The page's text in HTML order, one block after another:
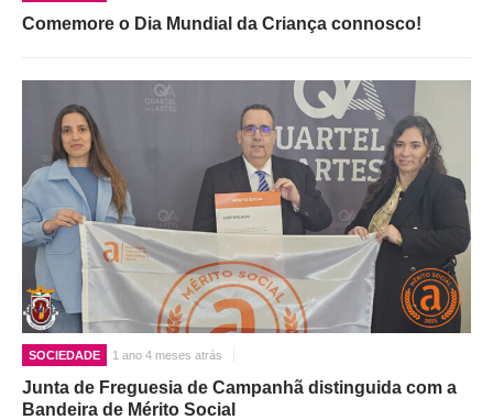
Comemore o Dia Mundial da Criança connosco!
SOCIEDADE 1 ano 4 meses atrás
Junta de Freguesia de Campanhã distinguida com a
Bandeira de Mérito Social